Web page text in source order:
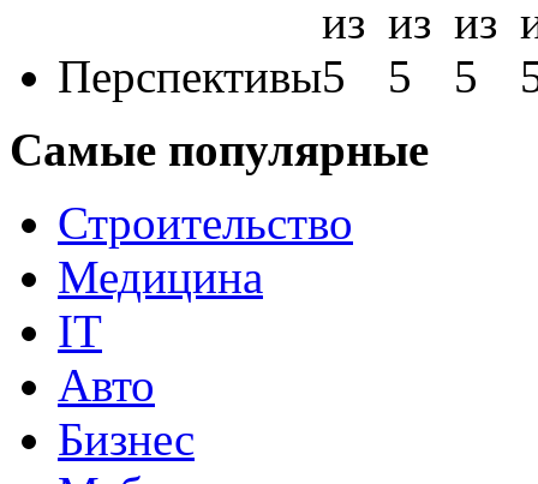
Перспективы
Самые популярные
Строительство
Медицина
IT
Авто
Бизнес